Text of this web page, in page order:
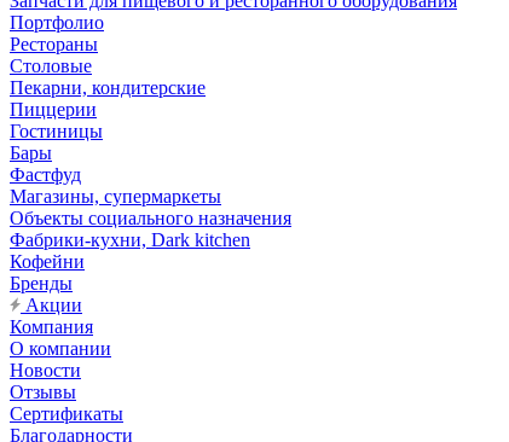
Портфолио
Рестораны
Столовые
Пекарни, кондитерские
Пиццерии
Гостиницы
Бары
Фастфуд
Магазины, супермаркеты
Объекты социального назначения
Фабрики-кухни, Dark kitchen
Кофейни
Бренды
Акции
Компания
О компании
Новости
Отзывы
Сертификаты
Благодарности